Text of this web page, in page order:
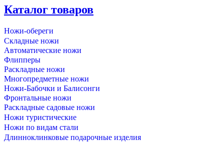
Каталог товаров
Ножи-обереги
Складные ножи
Автоматические ножи
Флипперы
Раскладные ножи
Многопредметные ножи
Ножи-Бабочки и Балисонги
Фронтальные ножи
Раскладные садовые ножи
Ножи туристические
Ножи по видам стали
Длинноклинковые подарочные изделия